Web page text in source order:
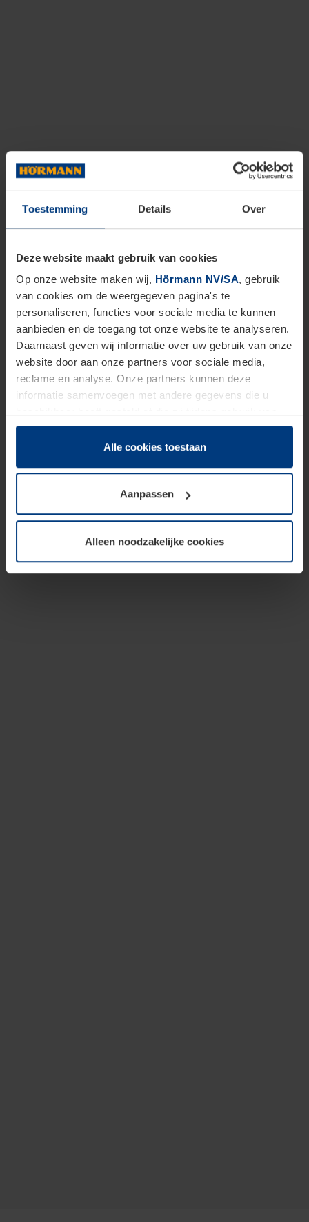
Toestemming Details Over
Deze website maakt gebruik van cookies
Op onze website maken wij, Hörmann NV/SA, gebruik
van cookies om de weergegeven pagina's te
personaliseren, functies voor sociale media te kunnen
aanbieden en de toegang tot onze website te analyseren.
Daarnaast geven wij informatie over uw gebruik van onze
website door aan onze partners voor sociale media,
reclame en analyse. Onze partners kunnen deze
informatie samenvoegen met andere gegevens die u
hun diensten hebben verzameld.
Juridisch hebben wij het recht om cookies op uw
van deze pagina's absoluut vereist is. Voor alle andere
soorten cookies is uw toestemming benodigd. Uw
toestemming kunt u op elk moment bij de uitleg van de
wijzigen of herroepen.
Alle cookies toestaan
Aanpassen
Alleen noodzakelijke cookies